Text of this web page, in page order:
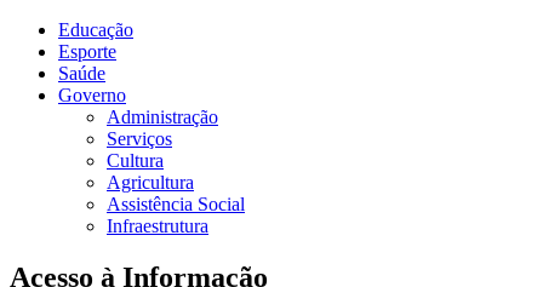
Educação
Esporte
Saúde
Governo
Administração
Serviços
Cultura
Agricultura
Assistência Social
Infraestrutura
Acesso à Informação